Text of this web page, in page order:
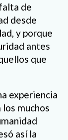
de
desde
y porque
antes
que
experiencia
muchos
así la